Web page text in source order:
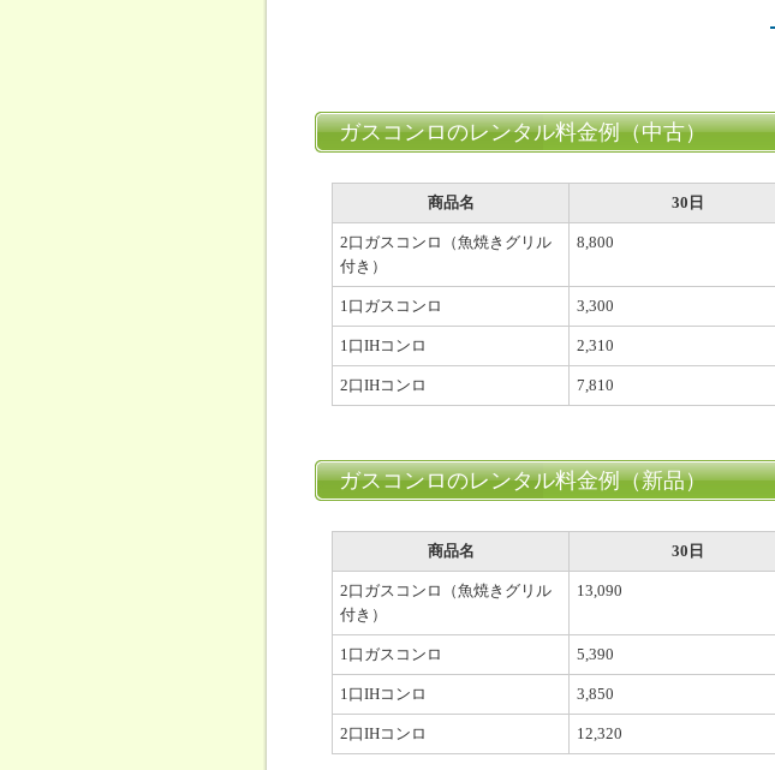
ガスコンロのレンタル料金例（中古）
商品名 30日
2口ガスコンロ（魚焼きグリル
付き）
8,800
1口ガスコンロ 3,300
1口IHコンロ 2,310
2口IHコンロ 7,810
ガスコンロのレンタル料金例（新品）
商品名 30日
2口ガスコンロ（魚焼きグリル
付き）
13,090
1口ガスコンロ 5,390
1口IHコンロ 3,850
2口IHコンロ 12,320